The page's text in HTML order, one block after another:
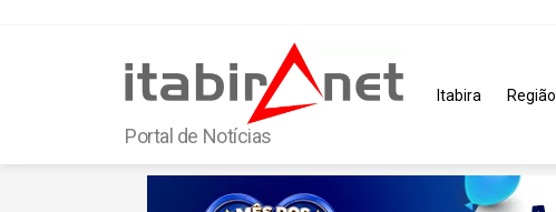
Portal de Notícias
Itabira Região